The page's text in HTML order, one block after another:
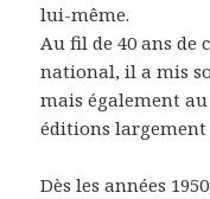
lui-même.
Au fil de 40 ans
national, il a mis
mais également au
éditions largement
Dès les années